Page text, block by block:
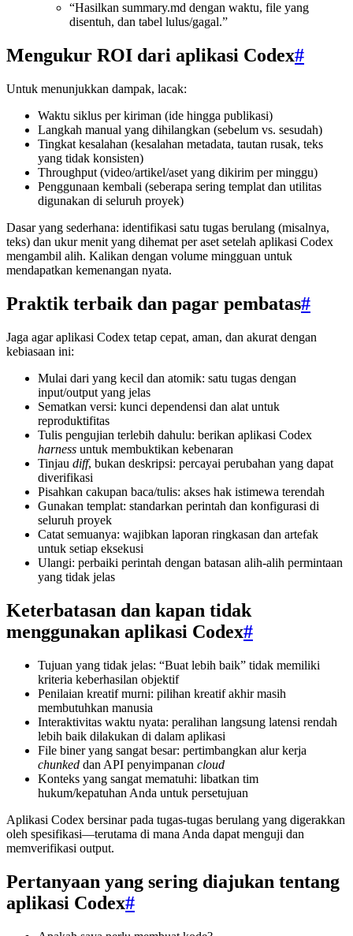
“Hasilkan summary.md dengan waktu, file yang
disentuh, dan tabel lulus/gagal.”
Mengukur ROI dari aplikasi Codex#
Untuk menunjukkan dampak, lacak:
Waktu siklus per kiriman (ide hingga publikasi)
Langkah manual yang dihilangkan (sebelum vs. sesudah)
Tingkat kesalahan (kesalahan metadata, tautan rusak, teks
yang tidak konsisten)
Throughput (video/artikel/aset yang dikirim per minggu)
Penggunaan kembali (seberapa sering templat dan utilitas
digunakan di seluruh proyek)
Dasar yang sederhana: identifikasi satu tugas berulang (misalnya,
teks) dan ukur menit yang dihemat per aset setelah aplikasi Codex
mengambil alih. Kalikan dengan volume mingguan untuk
mendapatkan kemenangan nyata.
Praktik terbaik dan pagar pembatas#
Jaga agar aplikasi Codex tetap cepat, aman, dan akurat dengan
kebiasaan ini:
Mulai dari yang kecil dan atomik: satu tugas dengan
input/output yang jelas
Sematkan versi: kunci dependensi dan alat untuk
reproduktifitas
Tulis pengujian terlebih dahulu: berikan aplikasi Codex
harness untuk membuktikan kebenaran
Tinjau diff, bukan deskripsi: percayai perubahan yang dapat
diverifikasi
Pisahkan cakupan baca/tulis: akses hak istimewa terendah
Gunakan templat: standarkan perintah dan konfigurasi di
seluruh proyek
Catat semuanya: wajibkan laporan ringkasan dan artefak
untuk setiap eksekusi
Ulangi: perbaiki perintah dengan batasan alih-alih permintaan
yang tidak jelas
Keterbatasan dan kapan tidak
menggunakan aplikasi Codex#
Tujuan yang tidak jelas: “Buat lebih baik” tidak memiliki
kriteria keberhasilan objektif
Penilaian kreatif murni: pilihan kreatif akhir masih
membutuhkan manusia
Interaktivitas waktu nyata: peralihan langsung latensi rendah
lebih baik dilakukan di dalam aplikasi
File biner yang sangat besar: pertimbangkan alur kerja
chunked dan API penyimpanan cloud
Konteks yang sangat mematuhi: libatkan tim
hukum/kepatuhan Anda untuk persetujuan
Aplikasi Codex bersinar pada tugas-tugas berulang yang digerakkan
oleh spesifikasi—terutama di mana Anda dapat menguji dan
memverifikasi output.
Pertanyaan yang sering diajukan tentang
aplikasi Codex#